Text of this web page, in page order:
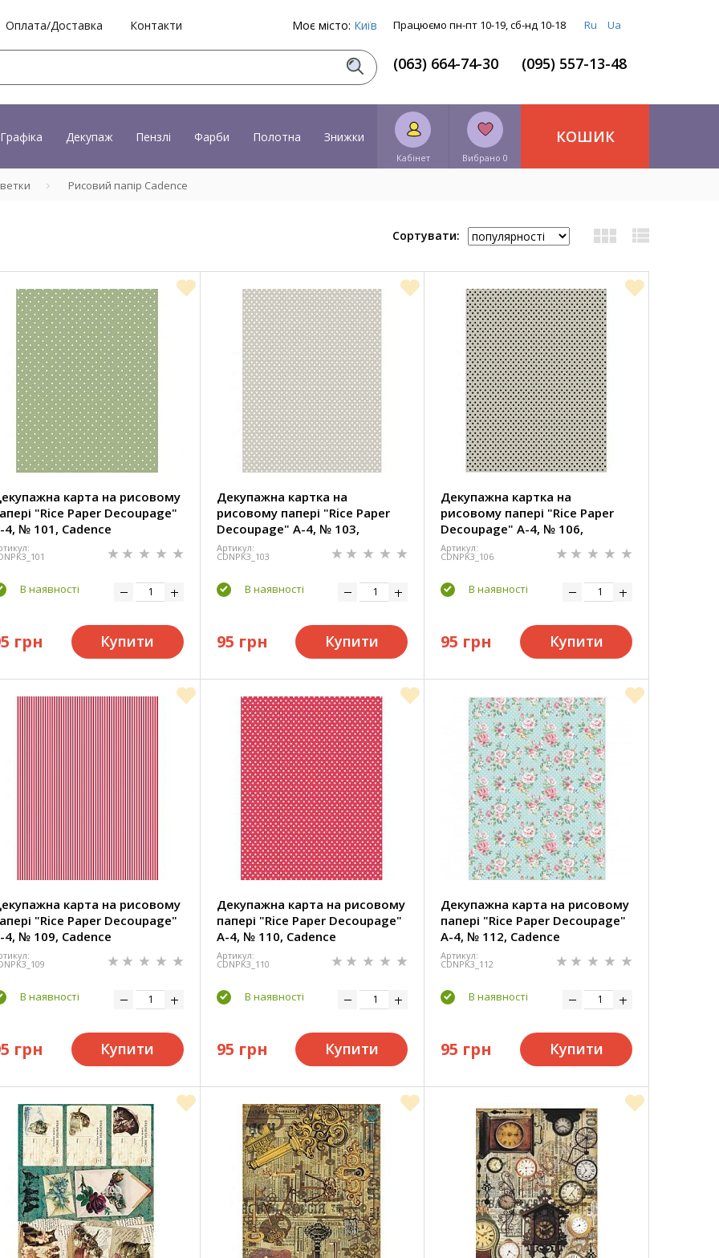
Оплата/Доставка Контакти Моє місто: Київ Працюємо пн-пт 10-19, сб-нд 10-18 Ru Ua
(063) 664-74-30 (095) 557-13-48
Графіка Декупаж Пензлі Фарби Полотна Знижки
Кабінет Вибрано 0
КОШИК
Рисовий папір Cadence
Сортувати:
карта на рисовому
"Rice Paper Decoupage"
4, № 101, Cadence
В наявності
грн Купити
Декупажна картка на
рисовому папері "Rice Paper
Decoupage" А-4, № 103,
Cadence
Артикул:
CDNPK3_103
В наявності
95 грн Купити
Декупажна картка на
рисовому папері "Rice Paper
Decoupage" А-4, № 106,
Cadence
Артикул:
CDNPK3_106
В наявності
95 грн Купити
карта на рисовому
"Rice Paper Decoupage"
4, № 109, Cadence
В наявності
грн Купити
Декупажна карта на рисовому
папері "Rice Paper Decoupage"
А-4, № 110, Cadence
Артикул:
CDNPK3_110
В наявності
95 грн Купити
Декупажна карта на рисовому
папері "Rice Paper Decoupage"
А-4, № 112, Cadence
Артикул:
CDNPK3_112
В наявності
95 грн Купити